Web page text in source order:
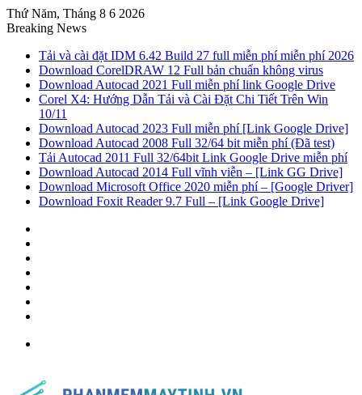
Thứ Năm, Tháng 8 6 2026
Breaking News
Tải và cài đặt IDM 6.42 Build 27 full miễn phí miễn phí 2026
Download CorelDRAW 12 Full bản chuẩn không virus
Download Autocad 2021 Full miễn phí link Google Drive
Corel X4: Hướng Dẫn Tải và Cài Đặt Chi Tiết Trên Win
10/11
Download Autocad 2023 Full miễn phí [Link Google Drive]
Download Autocad 2008 Full 32/64 bit miễn phí (Đã test)
Tải Autocad 2011 Full 32/64bit Link Google Drive miễn phí
Download Autocad 2014 Full vĩnh viễn – [Link GG Drive]
Download Microsoft Office 2020 miễn phí – [Google Driver]
Download Foxit Reader 9.7 Full – [Link Google Drive]